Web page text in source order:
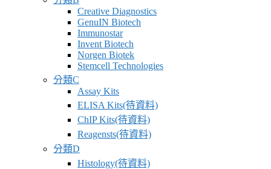
Creative Diagnostics
GenuIN Biotech
Immunostar
Invent Biotech
Norgen Biotek
Stemcell Technologies
分類C
Assay Kits
ELISA Kits(待資料)
ChIP Kits(待資料)
Reagensts(待資料)
分類D
Histology(待資料)